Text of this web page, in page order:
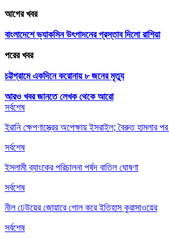
আগের খবর
বাংলাদেশে ভ্যাকসিন উৎপাদনের প্রস্তাব দিলো রাশিয়া
পরের খবর
চট্টগ্রামে একদিনে করোনায় ৮ জনের মৃত্যু
আরও খবর জানতে লেখক থেকে আরো
সর্বশেষ
ইরানি ক্ষেপণাস্ত্রের অপেক্ষায় ইসরাইল; বৈরুত হামলার
সর্বশেষ
ইসলামী ব্যাংকের পরিচালনা পর্ষদ বাতিল ঘোষণা
সর্বশেষ
নীল ঢেউয়ের জোয়ারে গোল করে ইতিহাস কুরাসাওয়ের
সর্বশেষ